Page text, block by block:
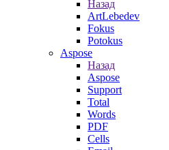
Назад
ArtLebedev
Fokus
Potokus
Aspose
Назад
Aspose
Support
Total
Words
PDF
Cells